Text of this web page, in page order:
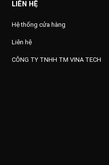
LIÊN HỆ
Hệ thống cửa hàng
Liên hệ
CÔNG TY TNHH TM VINA TECH